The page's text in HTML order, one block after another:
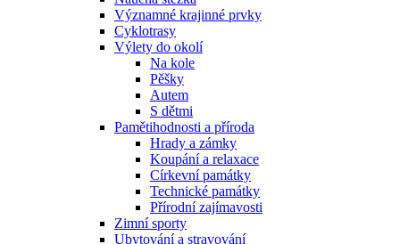
Významné krajinné prvky
Cyklotrasy
Výlety do okolí
Na kole
Pěšky
Autem
S dětmi
Pamětihodnosti a příroda
Hrady a zámky
Koupání a relaxace
Církevní památky
Technické památky
Přírodní zajímavosti
Zimní sporty
Ubytování a stravování